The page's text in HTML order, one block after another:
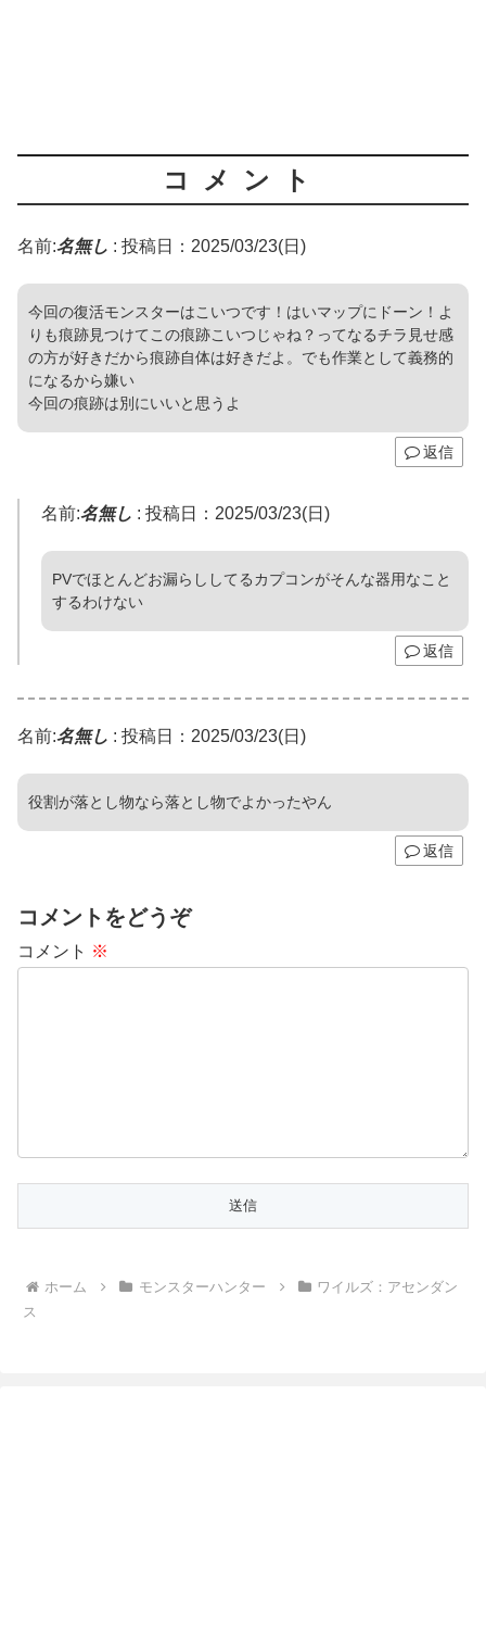
コメント
名前:名無し : 投稿日：2025/03/23(日)
今回の復活モンスターはこいつです！はいマップにドーン！よ
りも痕跡見つけてこの痕跡こいつじゃね？ってなるチラ見せ感
の方が好きだから痕跡自体は好きだよ。でも作業として義務的
になるから嫌い
今回の痕跡は別にいいと思うよ
返信
名前:名無し : 投稿日：2025/03/23(日)
PVでほとんどお漏らししてるカプコンがそんな器用なこと
するわけない
返信
名前:名無し : 投稿日：2025/03/23(日)
役割が落とし物なら落とし物でよかったやん
返信
コメントをどうぞ
コメント ※
ホーム モンスターハンター
ワイルズ：アセンダン
ス